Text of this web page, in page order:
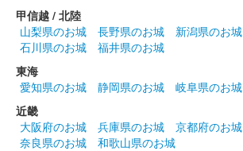
甲信越 / 北陸
山梨県のお城
長野県のお城 新潟県のお城
石川県のお城
福井県のお城
東海
愛知県のお城
静岡県のお城 岐阜県のお城
近畿
大阪府のお城
兵庫県のお城 京都府のお城
奈良県のお城
和歌山県のお城